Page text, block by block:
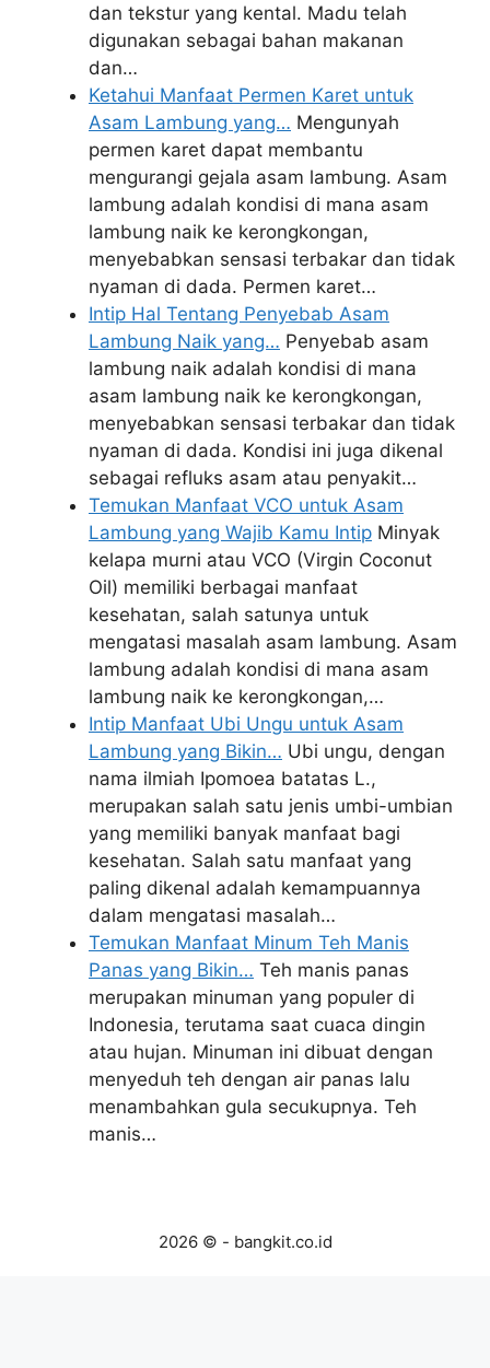
dan tekstur yang kental. Madu telah
digunakan sebagai bahan makanan
dan…
Ketahui Manfaat Permen Karet untuk
Asam Lambung yang… Mengunyah
permen karet dapat membantu
mengurangi gejala asam lambung. Asam
lambung adalah kondisi di mana asam
lambung naik ke kerongkongan,
menyebabkan sensasi terbakar dan tidak
nyaman di dada. Permen karet…
Intip Hal Tentang Penyebab Asam
Lambung Naik yang… Penyebab asam
lambung naik adalah kondisi di mana
asam lambung naik ke kerongkongan,
menyebabkan sensasi terbakar dan tidak
nyaman di dada. Kondisi ini juga dikenal
sebagai refluks asam atau penyakit…
Temukan Manfaat VCO untuk Asam
Lambung yang Wajib Kamu Intip Minyak
kelapa murni atau VCO (Virgin Coconut
Oil) memiliki berbagai manfaat
kesehatan, salah satunya untuk
mengatasi masalah asam lambung. Asam
lambung adalah kondisi di mana asam
lambung naik ke kerongkongan,…
Intip Manfaat Ubi Ungu untuk Asam
Lambung yang Bikin… Ubi ungu, dengan
nama ilmiah Ipomoea batatas L.,
merupakan salah satu jenis umbi-umbian
yang memiliki banyak manfaat bagi
kesehatan. Salah satu manfaat yang
paling dikenal adalah kemampuannya
dalam mengatasi masalah…
Temukan Manfaat Minum Teh Manis
Panas yang Bikin… Teh manis panas
merupakan minuman yang populer di
Indonesia, terutama saat cuaca dingin
atau hujan. Minuman ini dibuat dengan
menyeduh teh dengan air panas lalu
menambahkan gula secukupnya. Teh
manis…
2026 © - bangkit.co.id